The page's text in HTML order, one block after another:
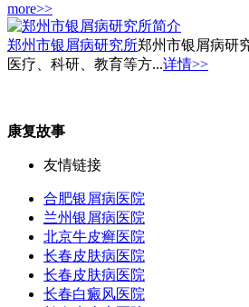
more>>
郑州市银屑病研究所郑州市银屑病研
医疗、科研、教育等方...详情>>
康复故事
友情链接
合肥银屑病医院
兰州银屑病医院
北京牛皮癣医院
长春皮肤病医院
长春皮肤病医院
长春白癜风医院